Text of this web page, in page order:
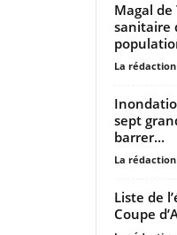
Magal
sanitaire
La rédaction
sept
barrer...
La rédaction
Liste de
Coupe